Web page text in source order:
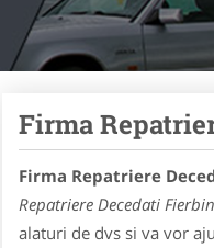
Firma
Firma Repatriere
Repatriere Decedati
alaturi de dvs si va vor